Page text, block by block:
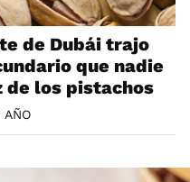
de Dubái trajo
que nadie
de los pistachos
AÑO